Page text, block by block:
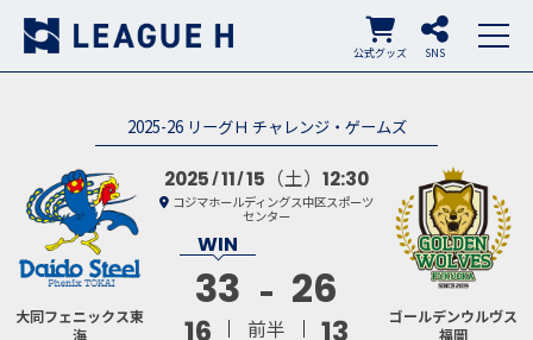
SNS
公式グッズ
2025-26 リーグＨ チャレンジ・ゲームズ
大同フェニックス東
海
2025 11 15 （土）12:30
コジマホールディングス中区スポーツ
センター
33 26
16 前半
13
ゴールデンウルヴス
福岡